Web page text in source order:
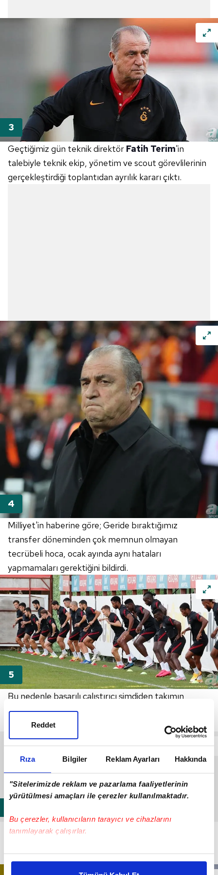
Rıza Bilgiler Reklam Ayarları Hakkında
"Sitelerimizde reklam ve pazarlama faaliyetlerinin
yürütülmesi amaçları ile çerezler kullanılmaktadır.
Bu çerezler, kullanıcıların tarayıcı ve cihazlarını
tanımlayarak çalışırlar.
Bu çerezlere izin vermeniz halinde sizlere özel
Reddet
Geçtiğimiz gün teknik direktör Fatih Terim'in
talebiyle teknik ekip, yönetim ve scout görevlilerinin
gerçekleştirdiği toplantıdan ayrılık kararı çıktı.
Milliyet'in haberine göre; Geride bıraktığımız
transfer döneminden çok memnun olmayan
tecrübeli hoca, ocak ayında aynı hataları
yapmamaları gerektiğini bildirdi.
Bu nedenle başarılı çalıştırıcı şimdiden takımın
ihtiyaçlarını, istediği özellikli oyuncuları ve kadroda
düşünmediği isimleri aktardı.
Terim, devre arasında mutlaka genç ve sonraki
ve kanat oyuncusu istiyor.